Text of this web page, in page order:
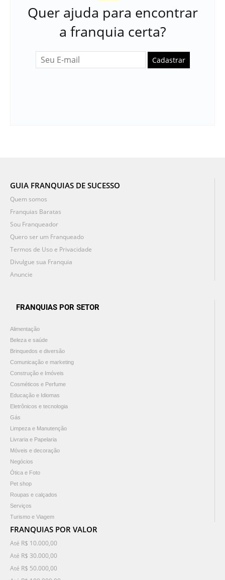
Quer ajuda para encontrar
a franquia certa?
Cadastrar
GUIA FRANQUIAS DE SUCESSO
Quem somos
Franquias Baratas
Sou Franqueador
Quero ser um Franqueado
Termos de Uso e Privacidade
Divulgue sua Franquia
Anuncie
FRANQUIAS POR SETOR
Alimentação
Beleza e saúde
Brinquedos e diversão
Comunicação e marketing
Construção e Imóveis
Cosméticos e Perfume
Educação e Idiomas
Eletrônicos e tecnologia
Gás
Limpeza e Manutenção
Livraria e Papelaria
Móveis e decoração
Negócios
Ótica e Foto
Pet shop
Roupas e calçados
Serviços
Turismo e Viagem
FRANQUIAS POR VALOR
Até R$ 10.000,00
Até R$ 30.000,00
Até R$ 50.000,00